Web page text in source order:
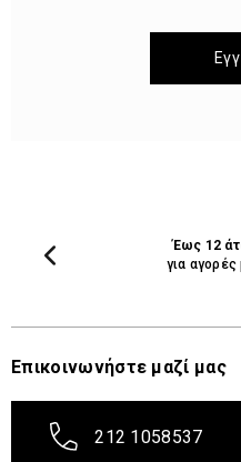
Έως 12
για
Επικοινωνήστε μαζί μας
212 1058537